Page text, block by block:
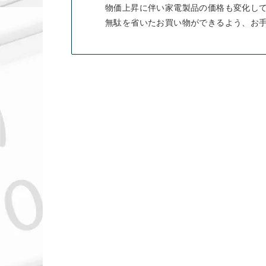
物価上昇に伴い家電製品の価格も変化して
無駄を省いたお買い物ができるよう、お